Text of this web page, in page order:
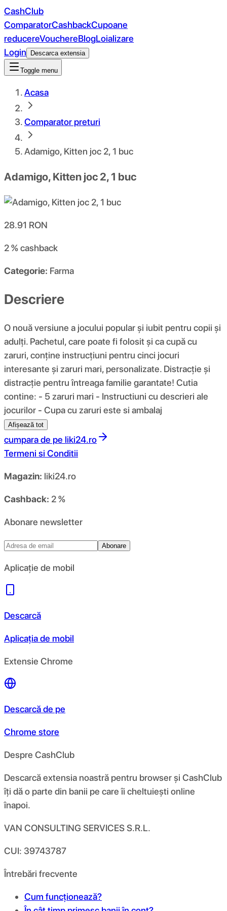
CashClub
ComparatorCashbackCupoane
reducereVouchereBlogLoializare
Login
Descarca extensia
Toggle menu
Acasa
Comparator preturi
Adamigo, Kitten joc 2, 1 buc
Adamigo, Kitten joc 2, 1 buc
28.91 RON
2 %cashback
Categorie: Farma
Descriere
O nouă versiune a jocului popular și iubit pentru copii și
adulți. Pachetul, care poate fi folosit și ca cupă cu
zaruri, conține instrucțiuni pentru cinci jocuri
interesante și zaruri mari, personalizate. Distracție și
distracție pentru întreaga familie garantate! Cutia
contine: - 5 zaruri mari - Instructiuni cu descrieri ale
jocurilor - Cupa cu zaruri este si ambalaj
Afișează tot
cumpara de pe liki24.ro
Termeni si Conditii
Magazin: liki24.ro
Cashback: 2 %
Abonare newsletter
Abonare
Aplicație de mobil
Descarcă
Aplicația de mobil
Extensie Chrome
Descarcă de pe
Chrome store
Despre CashClub
Descarcă extensia noastră pentru browser și CashClub
îți dă o parte din banii pe care îi cheltuiești online
înapoi.
VAN CONSULTING SERVICES S.R.L.
CUI: 39743787
Întrebări frecvente
Cum funcționează?